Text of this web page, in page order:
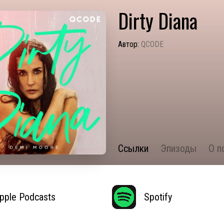
Dirty Diana
Автор: QCODE
Ссылки Эпизоды О
Podcasts Spotify